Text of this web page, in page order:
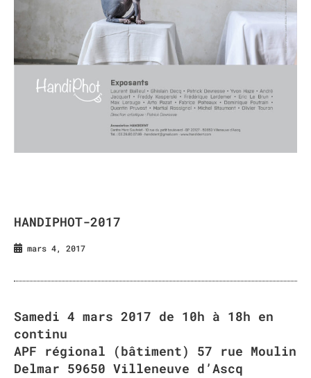
HANDIPHOT-2017
mars 4, 2017
Samedi 4 mars 2017 de 10h à 18h en
continu
APF régional (bâtiment) 57 rue Moulin
Delmar 59650 Villeneuve d’Ascq